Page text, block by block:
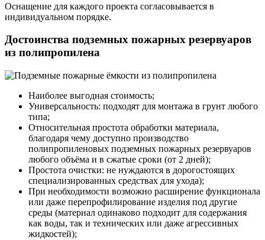
Оснащение для каждого проекта согласовывается в
индивидуальном порядке.
Достоинства подземных пожарных резервуаров
из полипропилена
Наиболее выгодная стоимость;
Универсальность: подходят для монтажа в грунт любого
типа;
Относительная простота обработки материала,
благодаря чему доступно производство
полипропиленовых подземных пожарных резервуаров
любого объёма и в сжатые сроки (от 2 дней);
Простота очистки: не нуждаются в дорогостоящих
специализированных средствах для ухода);
При необходимости возможно расширение функционала
или даже перепрофилирование изделия под другие
среды (материал одинаково подходит для содержания
как воды, так и технических или даже агрессивных
жидкостей);